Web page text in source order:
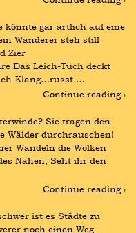
könnte gar artlich auf eine
Wanderer steh still
Zier
Das Leich-Tuch deckt
Klang…russt …
Continue reading ›
Sie tragen den
Wälder durchrauschen!
Wandeln die Wolken
Nahen, Seht ihr den
Continue reading ›
ist es Städte zu
noch einen Weg